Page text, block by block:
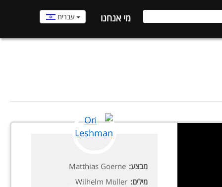
מי אנחנו עברית
מבצע: Matthias Goerne
מילים: Wilhelm Müller